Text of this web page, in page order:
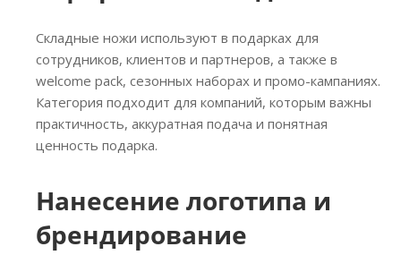
Складные ножи используют в подарках для
сотрудников, клиентов и партнеров, а также в
welcome pack, сезонных наборах и промо-кампаниях.
Категория подходит для компаний, которым важны
практичность, аккуратная подача и понятная
ценность подарка.
Нанесение логотипа и
брендирование